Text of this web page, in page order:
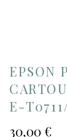
EPSON
E-
30,00 €